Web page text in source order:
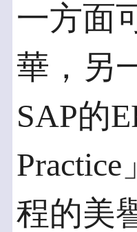
一方面
華，另
SAP的
程的美